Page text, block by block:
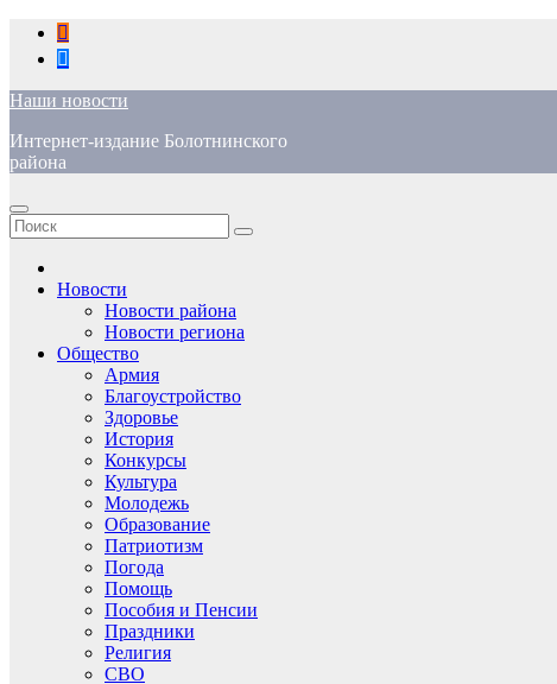
Перейти
содержимому
Наши новости
Интернет-издание Болотнинского
района
Новости
Новости района
Новости региона
Общество
Армия
Благоустройство
Здоровье
История
Конкурсы
Культура
Молодежь
Образование
Патриотизм
Погода
Помощь
Пособия и Пенсии
Праздники
Религия
СВО